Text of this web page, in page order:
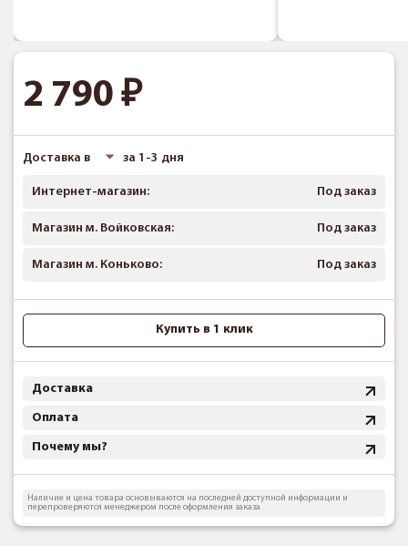
2 790
Доставка в за 1-3 дня
Интернет-магазин: Под заказ
Магазин м. Войковская: Под заказ
Магазин м. Коньково: Под заказ
Купить в 1 клик
Доставка
Оплата
Почему мы?
Наличие и цена товара основываются на последней доступной информации и
перепроверяются менеджером после оформления заказа